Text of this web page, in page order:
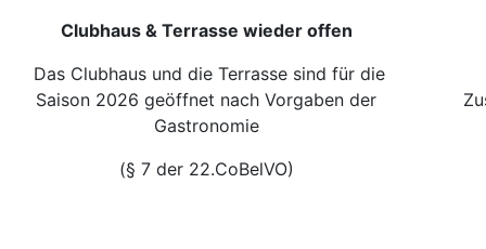
Clubhaus & Terrasse wieder offen
Das Clubhaus und die Terrasse sind für die
Saison 2026 geöffnet nach Vorgaben der
Gastronomie
(§ 7 der 22.CoBelVO)